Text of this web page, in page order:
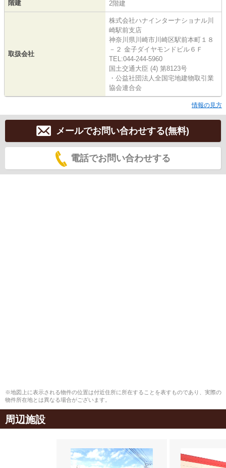
階建 2階建
取扱会社
株式会社ハナインターナショナル川
崎駅前支店
神奈川県川崎市川崎区駅前本町１８
－２ 金子ダイヤモンドビル６Ｆ
TEL:044-244-5960
国土交通大臣 (4) 第8123号
・公益社団法人全国宅地建物取引業
協会連合会
情報の見方
メールでお問い合わせする(無料)
電話でお問い合わせする
※地図上に表示される物件の位置は付近住所に所在することを表すものであり、実際の
物件所在地とは異なる場合がございます。
周辺施設